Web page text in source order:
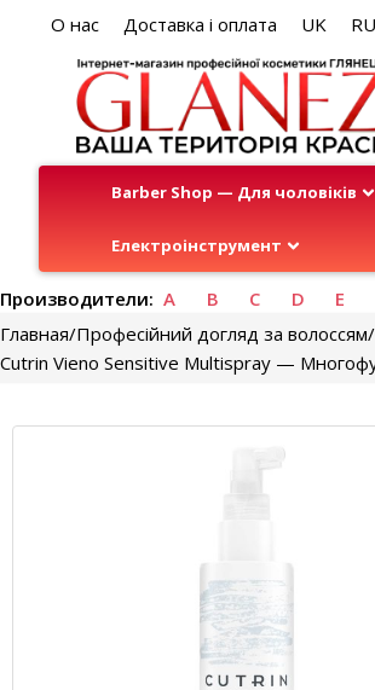
О нас Доставка і оплата UK RU
Barber Shop — Для чоловіків
Електроінструмент
Производители: A B C D E
Главная Професійний догляд за волоссям
Cutrin Vieno Sensitive Multispray —